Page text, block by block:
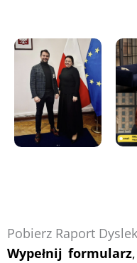
Pobierz Raport
Wypełnij formularz